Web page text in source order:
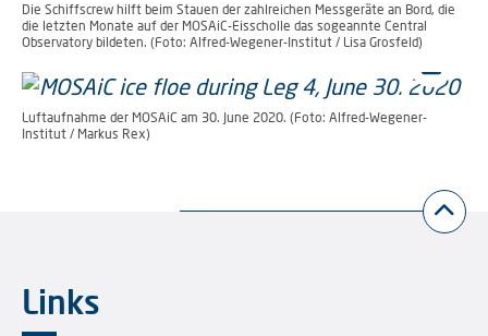
Die Schiffscrew hilft beim Stauen der zahlreichen Messgeräte an Bord, die
die letzten Monate auf der MOSAiC-Eisscholle das sogeannte Central
Observatory bildeten. (Foto: Alfred-Wegener-Institut / Lisa Grosfeld)
Luftaufnahme der MOSAiC am 30. June 2020. (Foto: Alfred-Wegener-
Institut / Markus Rex)
Links